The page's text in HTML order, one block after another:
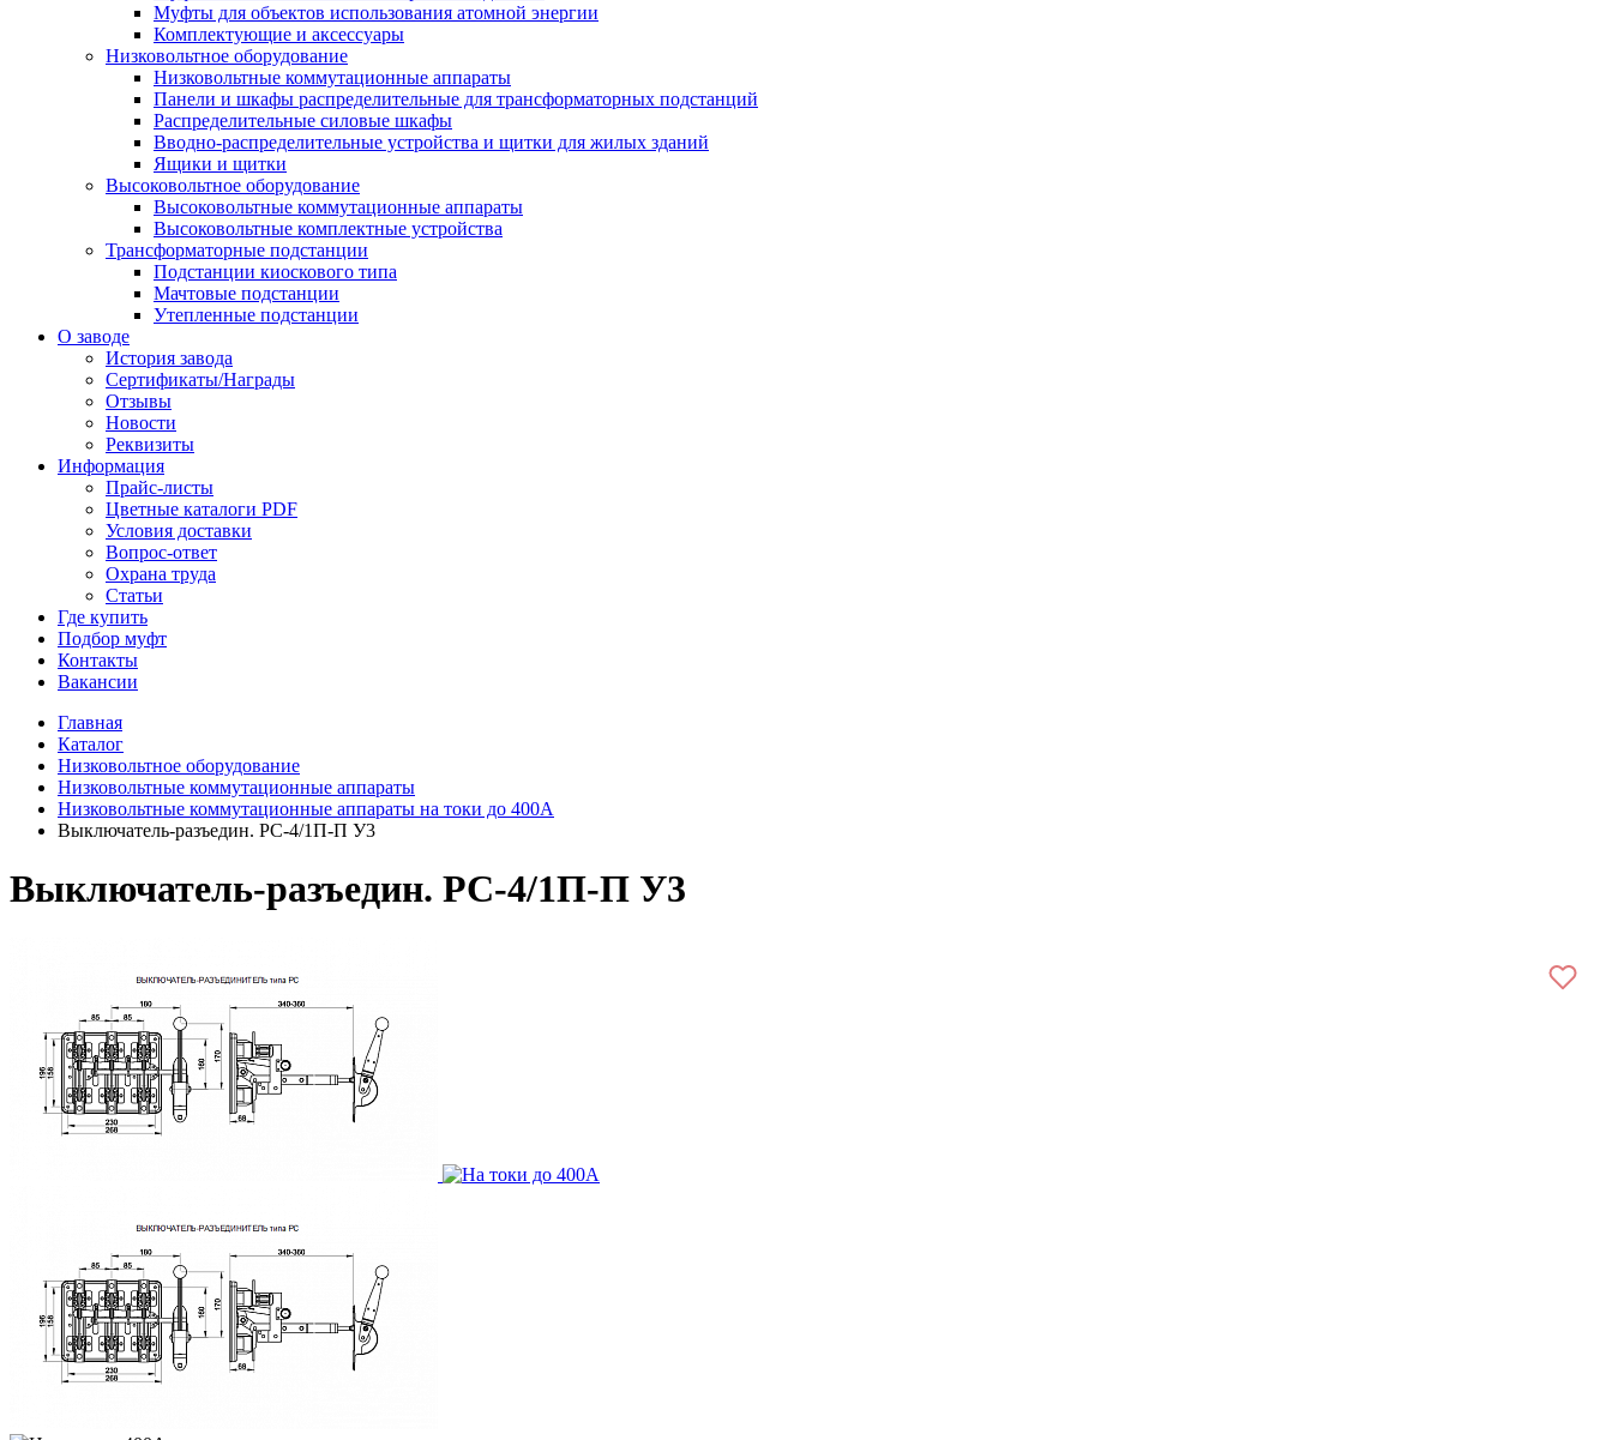
Муфты для объектов использования атомной энергии
Комплектующие и аксессуары
Низковольтное оборудование
Низковольтные коммутационные аппараты
Панели и шкафы распределительные для трансформаторных подстанций
Распределительные силовые шкафы
Вводно-распределительные устройства и щитки для жилых зданий
Ящики и щитки
Высоковольтное оборудование
Высоковольтные коммутационные аппараты
Высоковольтные комплектные устройства
Трансформаторные подстанции
Подстанции киоскового типа
Мачтовые подстанции
Утепленные подстанции
О заводе
История завода
Сертификаты/Награды
Отзывы
Новости
Реквизиты
Информация
Прайс-листы
Цветные каталоги PDF
Условия доставки
Вопрос-ответ
Охрана труда
Статьи
Где купить
Подбор муфт
Контакты
Вакансии
Главная
Каталог
Низковольтное оборудование
Низковольтные коммутационные аппараты
Низковольтные коммутационные аппараты на токи до 400А
Выключатель-разъедин. РС-4/1П-П У3
Выключатель-разъедин. РС-4/1П-П У3